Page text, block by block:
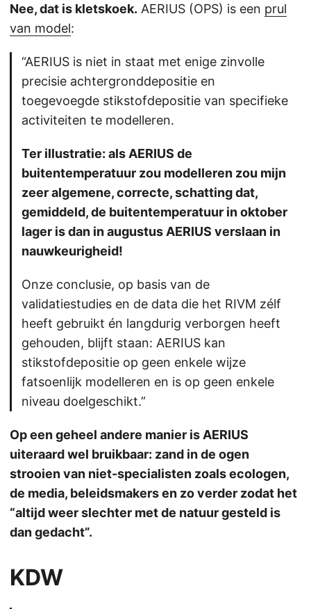
Nee, dat is kletskoek. AERIUS (OPS) is een prul
van model:
“AERIUS is niet in staat met enige zinvolle
precisie achtergronddepositie en
toegevoegde stikstofdepositie van specifieke
activiteiten te modelleren.
Ter illustratie: als AERIUS de
buitentemperatuur zou modelleren zou mijn
zeer algemene, correcte, schatting dat,
gemiddeld, de buitentemperatuur in oktober
lager is dan in augustus AERIUS verslaan in
nauwkeurigheid!
Onze conclusie, op basis van de
validatiestudies en de data die het RIVM zélf
heeft gebruikt én langdurig verborgen heeft
gehouden, blijft staan: AERIUS kan
stikstofdepositie op geen enkele wijze
fatsoenlijk modelleren en is op geen enkele
niveau doelgeschikt.”
Op een geheel andere manier is AERIUS
uiteraard wel bruikbaar: zand in de ogen
strooien van niet-specialisten zoals ecologen,
de media, beleidsmakers en zo verder zodat het
“altijd weer slechter met de natuur gesteld is
dan gedacht”.
KDW